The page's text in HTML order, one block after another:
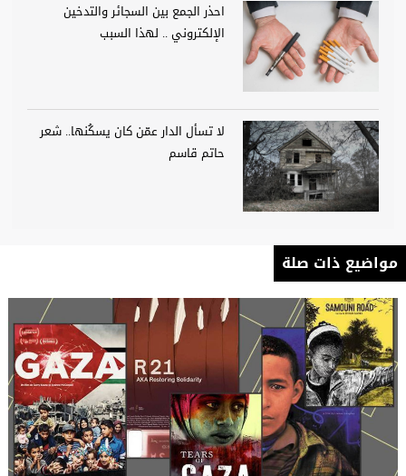
احذر الجمع بين السجائر والتدخين
الإلكتروني .. لهذا السبب
لا تسأل الدار عمّن كان يسكُنها.. شعر
حاتم قاسم
مواضيع ذات صلة